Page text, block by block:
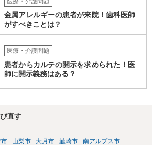
金属アレルギーの患者が来院！歯科医師
がすべきことは？
医療・介護問題
患者からカルテの開示を求められた！医
師に開示義務はある？
直す
山梨市 大月市 韮崎市
南アルプス市